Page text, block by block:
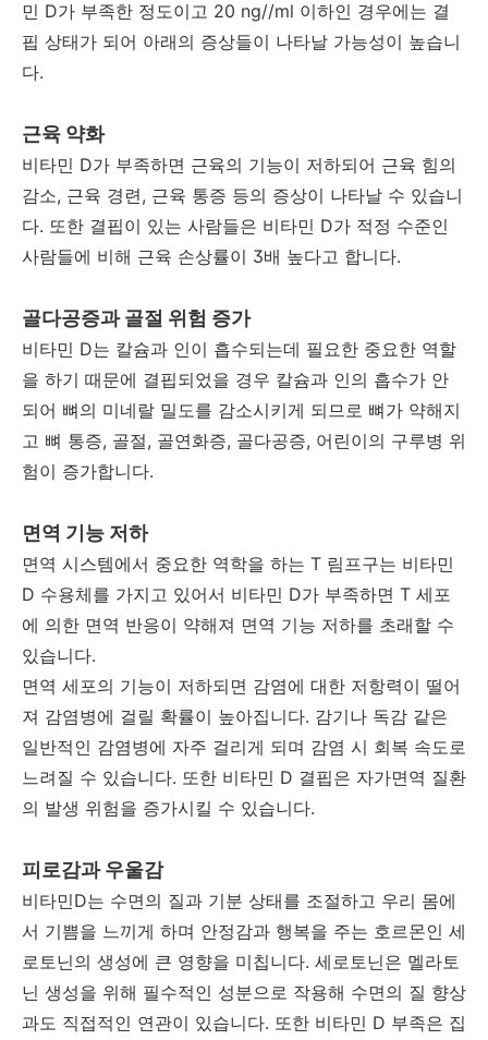
민 D가 부족한 정도이고 20 ng//ml 이하인 경우에는 결
핍 상태가 되어 아래의 증상들이 나타날 가능성이 높습니
다.
근육 약화
비타민 D가 부족하면 근육의 기능이 저하되어 근육 힘의
감소, 근육 경련, 근육 통증 등의 증상이 나타날 수 있습니
다. 또한 결핍이 있는 사람들은 비타민 D가 적정 수준인
사람들에 비해 근육 손상률이 3배 높다고 합니다.
골다공증과 골절 위험 증가
비타민 D는 칼슘과 인이 흡수되는데 필요한 중요한 역할
을 하기 때문에 결핍되었을 경우 칼슘과 인의 흡수가 안
되어 뼈의 미네랄 밀도를 감소시키게 되므로 뼈가 약해지
고 뼈 통증, 골절, 골연화증, 골다공증, 어린이의 구루병 위
험이 증가합니다.
면역 기능 저하
면역 시스템에서 중요한 역학을 하는 T 림프구는 비타민
D 수용체를 가지고 있어서 비타민 D가 부족하면 T 세포
에 의한 면역 반응이 약해져 면역 기능 저하를 초래할 수
있습니다.
면역 세포의 기능이 저하되면 감염에 대한 저항력이 떨어
져 감염병에 걸릴 확률이 높아집니다. 감기나 독감 같은
일반적인 감염병에 자주 걸리게 되며 감염 시 회복 속도로
느려질 수 있습니다. 또한 비타민 D 결핍은 자가면역 질환
의 발생 위험을 증가시킬 수 있습니다.
피로감과 우울감
비타민D는 수면의 질과 기분 상태를 조절하고 우리 몸에
서 기쁨을 느끼게 하며 안정감과 행복을 주는 호르몬인 세
로토닌의 생성에 큰 영향을 미칩니다. 세로토닌은 멜라토
닌 생성을 위해 필수적인 성분으로 작용해 수면의 질 향상
과도 직접적인 연관이 있습니다. 또한 비타민 D 부족은 집